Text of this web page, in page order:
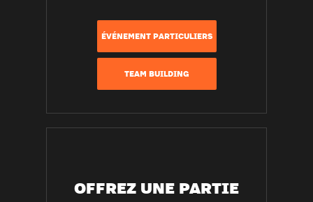
ÉVÉNEMENT PARTICULIERS
TEAM BUILDING
OFFREZ UNE PARTIE